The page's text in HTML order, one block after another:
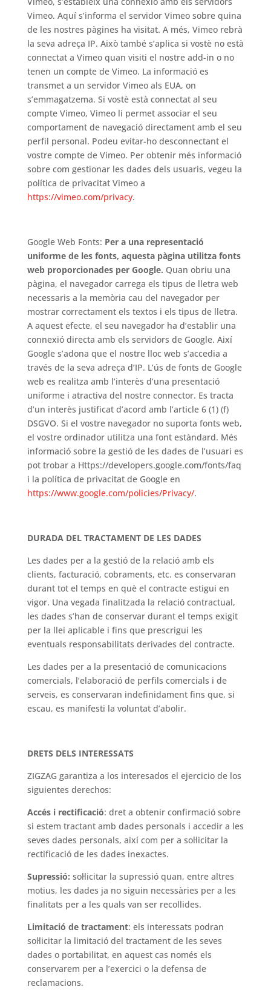
Vimeo. Aquí s’informa el servidor Vimeo sobre quina
de les nostres pàgines ha visitat. A més, Vimeo rebrà
la seva adreça IP. Això també s’aplica si vostè no està
connectat a Vimeo quan visiti el nostre add-in o no
tenen un compte de Vimeo. La informació es
transmet a un servidor Vimeo als EUA, on
s’emmagatzema. Si vostè està connectat al seu
compte Vimeo, Vimeo li permet associar el seu
comportament de navegació directament amb el seu
perfil personal. Podeu evitar-ho desconnectant el
vostre compte de Vimeo. Per obtenir més informació
sobre com gestionar les dades dels usuaris, vegeu la
política de privacitat Vimeo a
https://vimeo.com/privacy.
Google Web Fonts: Per a una representació
uniforme de les fonts, aquesta pàgina utilitza fonts
web proporcionades per Google. Quan obriu una
pàgina, el navegador carrega els tipus de lletra web
necessaris a la memòria cau del navegador per
mostrar correctament els textos i els tipus de lletra.
A aquest efecte, el seu navegador ha d’establir una
connexió directa amb els servidors de Google. Així
Google s’adona que el nostre lloc web s’accedia a
través de la seva adreça d’IP. L’ús de fonts de Google
web es realitza amb l’interès d’una presentació
uniforme i atractiva del nostre connector. Es tracta
d’un interès justificat d’acord amb l’article 6 (1) (f)
DSGVO. Si el vostre navegador no suporta fonts web,
el vostre ordinador utilitza una font estàndard. Més
informació sobre la gestió de les dades de l’usuari es
pot trobar a Https://developers.google.com/fonts/faq
i la política de privacitat de Google en
https://www.google.com/policies/Privacy/.
DURADA DEL TRACTAMENT DE LES DADES
Les dades per a la gestió de la relació amb els
clients, facturació, cobraments, etc. es conservaran
durant tot el temps en què el contracte estigui en
vigor. Una vegada finalitzada la relació contractual,
les dades s’han de conservar durant el temps exigit
per la llei aplicable i fins que prescrigui les
eventuals responsabilitats derivades del contracte.
Les dades per a la presentació de comunicacions
comercials, l’elaboració de perfils comercials i de
serveis, es conservaran indefinidament fins que, si
escau, es manifesti la voluntat d’abolir.
DRETS DELS INTERESSATS
ZIGZAG garantiza a los interesados el ejercicio de los
siguientes derechos:
Accés i rectificació: dret a obtenir confirmació sobre
si estem tractant amb dades personals i accedir a les
seves dades personals, així com per a sol·licitar la
rectificació de les dades inexactes.
Supressió: sol·licitar la supressió quan, entre altres
motius, les dades ja no siguin necessàries per a les
finalitats per a les quals van ser recollides.
Limitació de tractament: els interessats podran
sol·licitar la limitació del tractament de les seves
dades o portabilitat, en aquest cas només els
conservarem per a l’exercici o la defensa de
reclamacions.